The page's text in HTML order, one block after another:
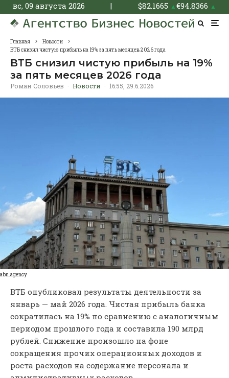
вс, 09 августа 2026 | $82.1665 ▲€94.8366 ▲
Главная
Новости
ВТБ снизил чистую прибыль на 19% за пять месяцев 2026 года
ВТБ снизил чистую прибыль на 19%
за пять месяцев 2026 года
Роман Соловьев · Новости · 16:55, 29.6.2026
abn.agency
ВТБ опубликовал результаты деятельности за
январь — май 2026 года. Чистая прибыль банка
сократилась на 19% по сравнению с аналогичным
периодом прошлого года и составила 190 млрд
рублей. Снижение произошло на фоне
сокращения прочих операционных доходов и
роста расходов на содержание персонала и